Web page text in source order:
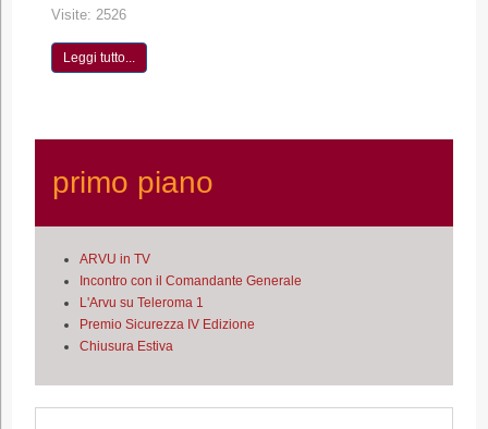
Visite: 2526
Leggi tutto...
primo piano
ARVU in TV
Incontro con il Comandante Generale
L'Arvu su Teleroma 1
Premio Sicurezza IV Edizione
Chiusura Estiva